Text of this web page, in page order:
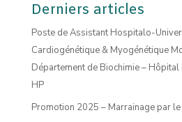
Derniers articles
Poste de Assistant Hospitalo-
Cardiogénétique & Myogénétique
Département de Biochimie –
HP
Promotion 2025 – Marrainage par le